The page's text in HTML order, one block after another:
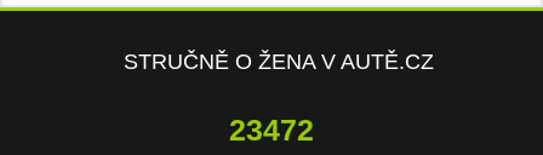
STRUČNĚ O ŽENA V AUTĚ.CZ
23472